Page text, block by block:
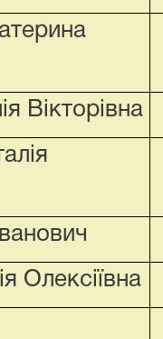
Вікторівна
Олексіївна